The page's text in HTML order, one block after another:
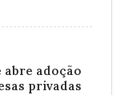
abre adoção
privadas